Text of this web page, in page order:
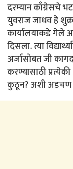
दरम्यान काँग्रेसचे
युवराज जाधव हे
कार्यालयाकडे गेले
दिसला. त्या
अर्जासोबत जी
करण्यासाठी
कुठून? अशी अडचण